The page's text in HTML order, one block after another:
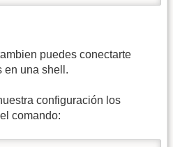
puedes conectarte
en una shell.
configuración los
comando: